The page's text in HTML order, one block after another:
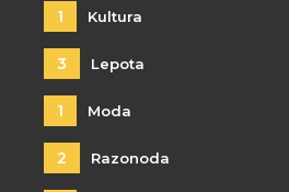
1 Kultura
3 Lepota
1 Moda
2 Razonoda